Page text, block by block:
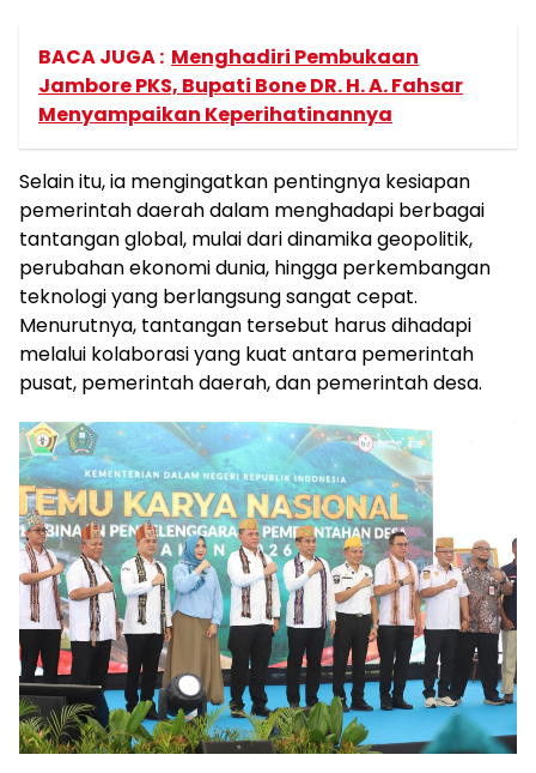
BACA JUGA : Menghadiri Pembukaan
Jambore PKS, Bupati Bone DR. H. A. Fahsar
Menyampaikan Keperihatinannya
Selain itu, ia mengingatkan pentingnya kesiapan
pemerintah daerah dalam menghadapi berbagai
tantangan global, mulai dari dinamika geopolitik,
perubahan ekonomi dunia, hingga perkembangan
teknologi yang berlangsung sangat cepat.
Menurutnya, tantangan tersebut harus dihadapi
melalui kolaborasi yang kuat antara pemerintah
pusat, pemerintah daerah, dan pemerintah desa.